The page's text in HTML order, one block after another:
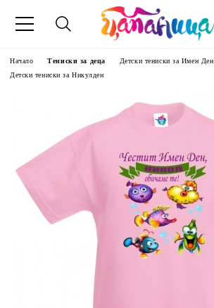
Начало Тениски за деца
Детски тениски за Имен Ден
Детски тениски за Никулден